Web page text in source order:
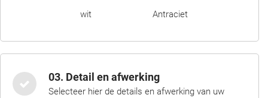
wit Antraciet
03. Detail en afwerking
Selecteer hier de details en afwerking van uw